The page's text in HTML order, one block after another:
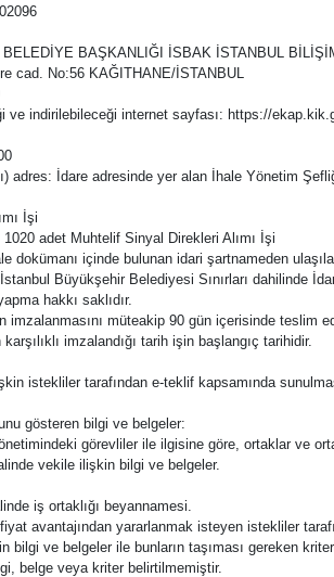
BAŞKANLIĞI İSBAK İSTANBUL
cad. No:56 KAĞITHANE/İSTANBUL
ve indirilebileceği internet sayfası: https://
adres: İdare adresinde yer alan İhale Yönetim
İşi
adet Muhtelif Sinyal Direkleri Alımı İşi
dokümanı içinde bulunan idari şartnameden
Büyükşehir Belediyesi Sınırları dahilinde
hakkı saklıdır.
müteakip 90 gün içerisinde teslim
imzalandığı tarih işin başlangıç tarihidir.
istekliler tarafından e-teklif kapsamında
gösteren bilgi ve belgeler:
görevliler ile ilgisine göre, ortaklar ve
vekile ilişkin bilgi ve belgeler.
iş ortaklığı beyannamesi.
avantajından yararlanmak isteyen istekliler
ve belgeler ile bunların taşıması gereken
belge veya kriter belirtilmemiştir.